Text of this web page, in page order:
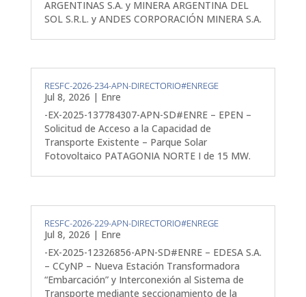
ARGENTINAS S.A. y MINERA ARGENTINA DEL
SOL S.R.L. y ANDES CORPORACIÓN MINERA S.A.
RESFC-2026-234-APN-DIRECTORIO#ENREGE
Jul 8, 2026 | Enre
-EX-2025-137784307-APN-SD#ENRE – EPEN –
Solicitud de Acceso a la Capacidad de
Transporte Existente – Parque Solar
Fotovoltaico PATAGONIA NORTE I de 15 MW.
RESFC-2026-229-APN-DIRECTORIO#ENREGE
Jul 8, 2026 | Enre
-EX-2025-12326856-APN-SD#ENRE – EDESA S.A.
– CCyNP – Nueva Estación Transformadora
“Embarcación” y Interconexión al Sistema de
Transporte mediante seccionamiento de la